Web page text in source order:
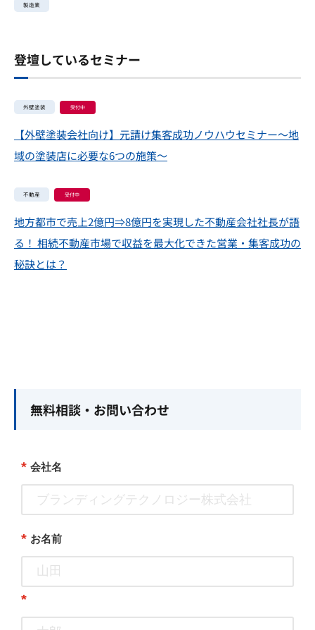
製造業
登壇しているセミナー
外壁塗装 受付中
【外壁塗装会社向け】元請け集客成功ノウハウセミナー～地
域の塗装店に必要な6つの施策～
不動産 受付中
地方都市で売上2億円⇒8億円を実現した不動産会社社長が語
る！ 相続不動産市場で収益を最大化できた営業・集客成功の
秘訣とは？
無料相談・お問い合わせ
* 会社名
* お名前
*